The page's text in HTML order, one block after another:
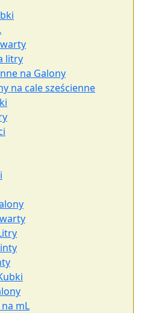
litry
na Galony
na cale sześcienne
mL